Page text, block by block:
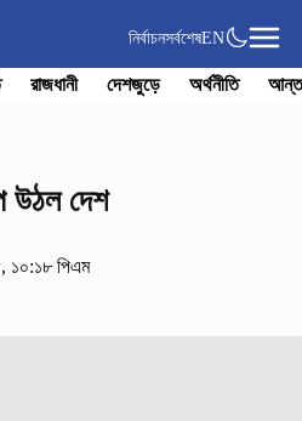
নির্বাচনসর্বশেষEN
রাজধানী দেশজুড়ে অর্থনীতি
উঠল দেশ
১০:১৮ পিএম